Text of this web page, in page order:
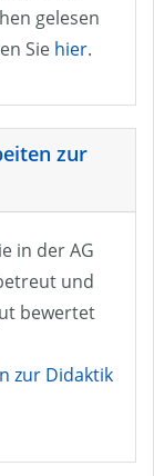
gelesen
Sie hier.
zur
in der AG
und
bewertet
zur Didaktik